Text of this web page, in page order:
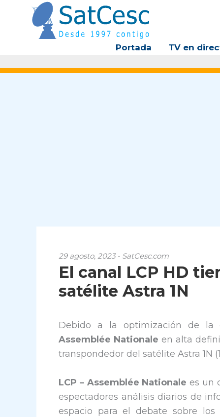
contenido
Portada TV en
29 agosto, 2023 - SatCesc.com
El canal LCP HD
satélite Astra 1N
Debido a la optimización de la
Assemblée Nationale en alta
transpondedor del satélite Astra 1N
LCP – Assemblée Nationale es un
espectadores análisis diarios de
espacio para el debate sobre